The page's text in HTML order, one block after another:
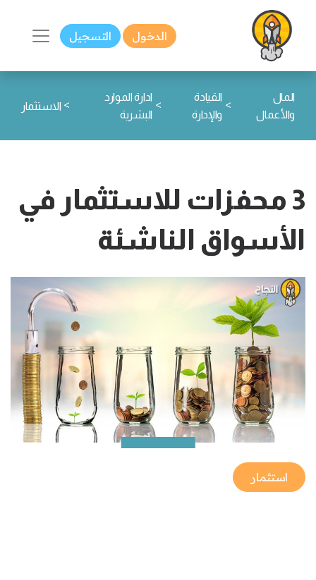
الدخول التسجيل
المال
والأعمال
>
القيادة
والإدارة
>
ادارة الموارد
البشرية
> الاستثمار
3 محفزات للاستثمار في
الأسواق الناشئة
استثمار